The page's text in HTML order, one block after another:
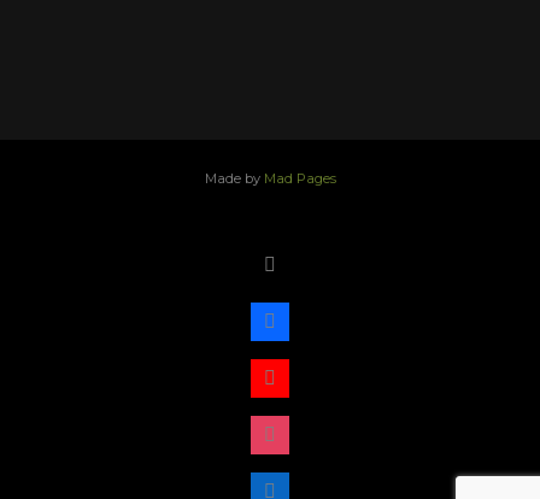
Made by Mad Pages
facebook
youtube
instagram
linkedin